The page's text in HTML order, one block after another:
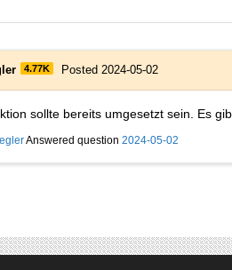
4.77K Posted 2024-05-02
sollte bereits umgesetzt sein. Es
Answered question 2024-05-02